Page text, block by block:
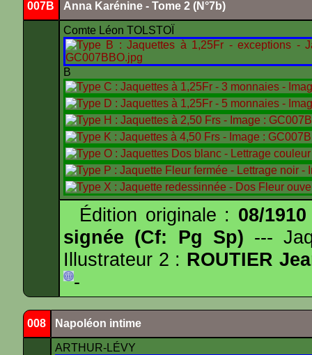
007B Anna Karénine - Tome 2 (N°7b)
Comte Léon TOLSTOÏ
B
Édition originale : 08/1910
signée (Cf: Pg Sp) ---
Illustrateur 2 : ROUTIER
-
008 Napoléon intime
ARTHUR-LÉVY